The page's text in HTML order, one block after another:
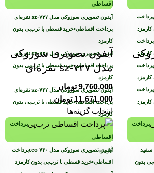
پرداخت
کارمزد
پرداخت
کارمزد
پرداخت
کارمزد
پرداخت
کارمزد
اقساطی
پرداخت اقساطی•خرید قسطی با ترب‌پی بدون
کارمزد
پرداخت اقساطی•خرید قسطی با ترب‌پی بدون
کارمزد
پرداخت اقساطی•خرید قسطی با ترب‌پی بدون
کارمزد
پرداخت اقساطی
کارمزد
آیفون تصویری سوزوکی
مدل sz-۷۲۷ نقره‌ای
9,760,000 تومان –
11,671,000 تومان
انتخاب گزینه‌ها
پرداخت
بدون
پرداخت
اقساطی
پرداخت
اقساطی•خرید قسطی با ترب‌پی بدون کارمزد